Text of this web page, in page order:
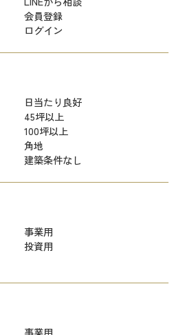
会員登録
ログイン
日当たり良好
45坪以上
100坪以上
角地
建築条件なし
事業用
投資用
事業用